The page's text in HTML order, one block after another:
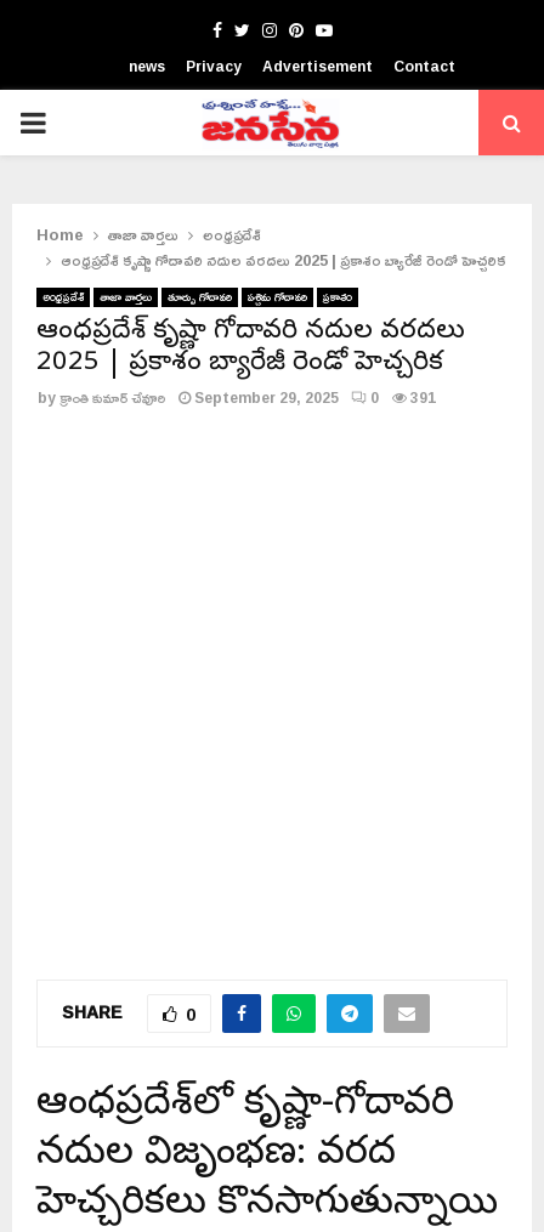
Facebook
TwitterInstagram
Pinterest
Youtube
news Privacy Advertisement Contact
PRIMARY
Home తాజా వార్తలు
అంధ్రప్రదేశ్
ఆంధ్రప్రదేశ్ కృష్ణా గోదావరి నదుల వరదలు 2025 | ప్రకాశం బ్యారేజీ రెండో హెచ్చరిక
అంధ్రప్రదేశ్ తాజా వార్తలు తూర్పు గోదావరి పశ్చిమ గోదావరి ప్రకాశం
ఆంధ్రప్రదేశ్ కృష్ణా గోదావరి నదుల వరదలు
2025 | ప్రకాశం బ్యారేజీ రెండో హెచ్చరిక
byక్రాంతి కుమార్ చేవూరి September 29, 2025 0 391
SHARE 0
ఆంధ్రప్రదేశ్‌లో కృష్ణా-గోదావరి
నదుల విజృంభణ: వరద
హెచ్చరికలు కొనసాగుతున్నాయి